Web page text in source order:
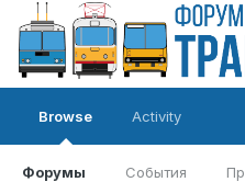
Browse
Форумы События
Activity